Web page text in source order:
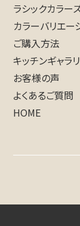
ラシックカラー
カラーバリエー
ご購入方法
キッチンギャラ
お客様の声
よくあるご質問
HOME